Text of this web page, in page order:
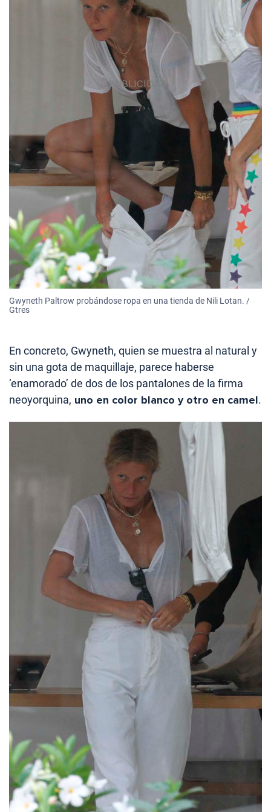
Gwyneth Paltrow probándose ropa en una tienda de Nili Lotan. /
Gtres
En concreto, Gwyneth, quien se muestra al natural y
sin una gota de maquillaje, parece haberse
‘enamorado’ de dos de los pantalones de la firma
neoyorquina, uno en color blanco y otro en camel.